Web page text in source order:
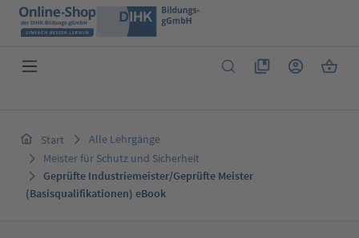
Zum Hauptinhalt springen
Du hast 0 Produkte
Start
Alle Lehrgänge
Meister für Schutz und Sicherheit
Geprüfte Industriemeister/Geprüfte Meister
(Basisqualifikationen) eBook